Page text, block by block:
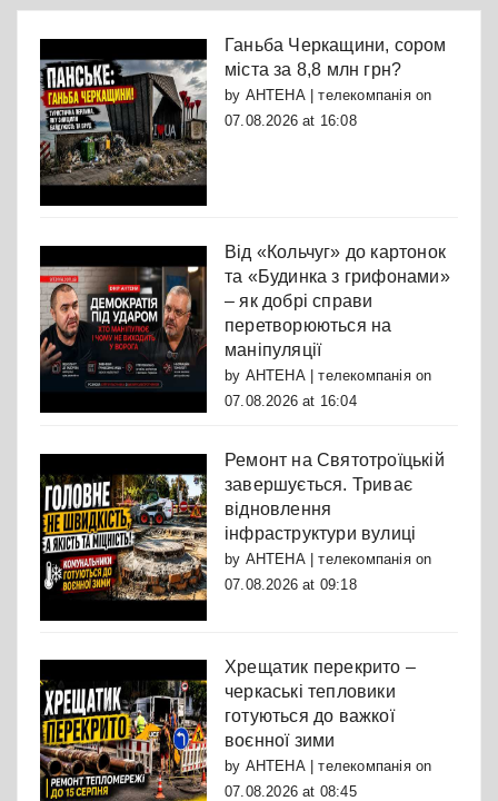
Ганьба Черкащини, сором
міста за 8,8 млн грн?
by АНТЕНА | телекомпаніяon
07.08.2026 at 16:08
Від «Кольчуг» до картонок
та «Будинка з грифонами»
– як добрі справи
перетворюються на
маніпуляції
by АНТЕНА | телекомпаніяon
07.08.2026 at 16:04
Ремонт на Святотроїцькій
завершується. Триває
відновлення
інфраструктури вулиці
by АНТЕНА | телекомпаніяon
07.08.2026 at 09:18
Хрещатик перекрито –
черкаські тепловики
готуються до важкої
воєнної зими
by АНТЕНА | телекомпаніяon
07.08.2026 at 08:45